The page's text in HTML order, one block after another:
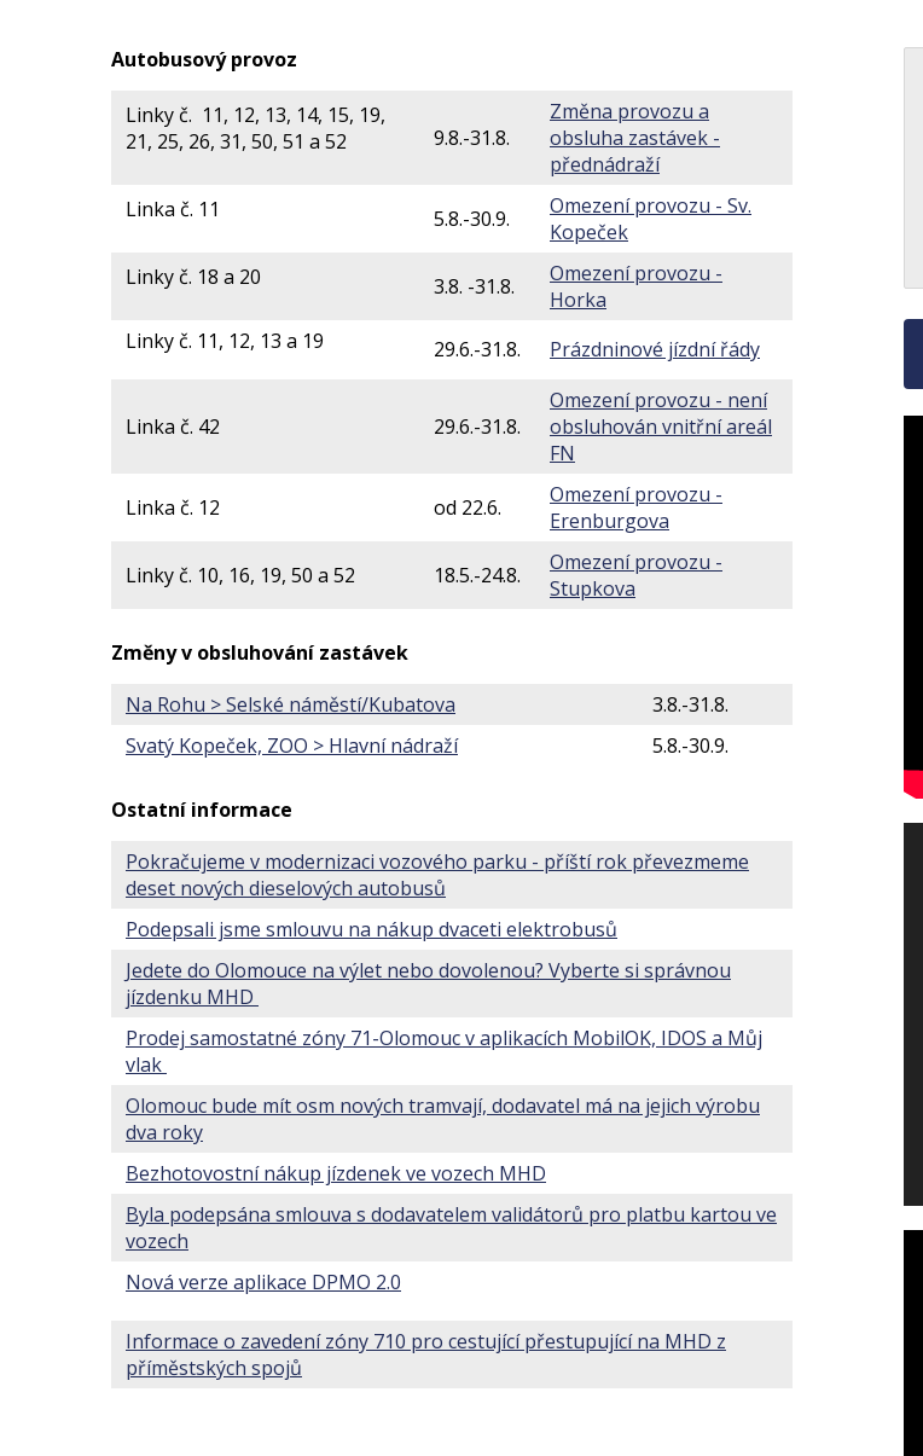
Autobusový provoz
Linky č. 11, 12, 13, 14, 15, 19,
21, 25, 26, 31, 50, 51 a 52
9.8.-31.8.
Změna provozu a
obsluha zastávek -
přednádraží
Linka č. 11
5.8.-30.9.
Omezení provozu - Sv.
Kopeček
Linky č. 18 a 20
3.8. -31.8.
Omezení provozu -
Horka
Linky č. 11, 12, 13 a 19
29.6.-31.8. Prázdninové jízdní řády
Linka č. 42 29.6.-31.8.
Omezení provozu - není
obsluhován vnitřní areál
FN
Linka č. 12 od 22.6.
Omezení provozu -
Erenburgova
Linky č. 10, 16, 19, 50 a 52 18.5.-24.8.
Omezení provozu -
Stupkova
Změny v obsluhování zastávek
Na Rohu > Selské náměstí/Kubatova
3.8.-31.8.
Svatý Kopeček, ZOO > Hlavní nádraží
5.8.-30.9.
Ostatní informace
Pokračujeme v modernizaci vozového parku - příští rok převezmeme
deset nových dieselových autobusů
Podepsali jsme smlouvu na nákup dvaceti elektrobusů
Jedete do Olomouce na výlet nebo dovolenou? Vyberte si správnou
jízdenku MHD
Prodej samostatné zóny 71-Olomouc v aplikacích MobilOK, IDOS a Můj
vlak
Olomouc bude mít osm nových tramvají, dodavatel má na jejich výrobu
dva roky
Bezhotovostní nákup jízdenek ve vozech MHD
Byla podepsána smlouva s dodavatelem validátorů pro platbu kartou ve
vozech
Nová verze aplikace DPMO 2.0
Informace o zavedení zóny 710 pro cestující přestupující na MHD z
příměstských spojů